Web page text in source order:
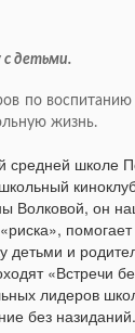
с детьми.
по
жизнь.
средней школе
Волковой, он
детьми и
«Встречи
лидеров
без